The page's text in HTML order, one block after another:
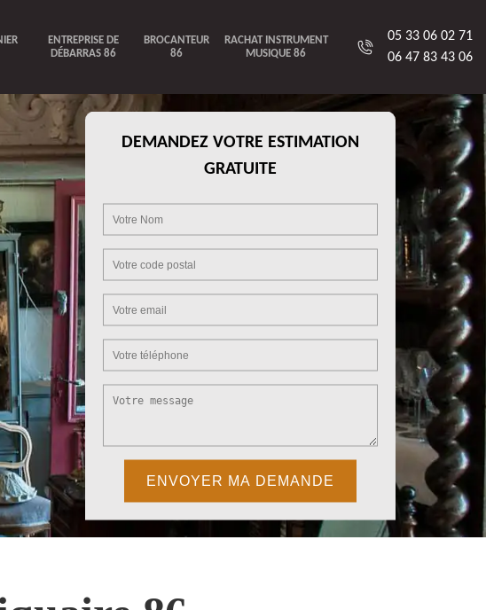
ENTREPRISE DE
DÉBARRAS 86
BROCANTEUR
86
RACHAT INSTRUMENT
MUSIQUE 86
05 33 06 02 71
06 47 83 43 06
DEMANDEZ VOTRE ESTIMATION
GRATUITE